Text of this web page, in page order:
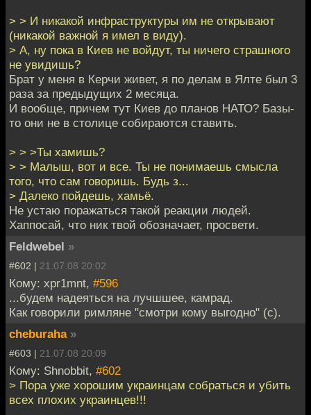
> > И никакой инфраструктуры им не открывают
(никакой важной я имел в виду).
> А, ну пока в Киев не войдут, ты ничего страшного
не увидишь?
Брат у меня в Керчи живет, я по делам в Ялте был 3
раза за предыдущих 2 месяца.
И вообще, причем тут Киев до планов НАТО? Базы-
то они не в столице собираются ставить.
> > >Ты хамишь?
> > Малыш, вот и все. Ты не понимаешь смысла
того, что сам говоришь. Будь з...
> Далеко пойдешь, хамьё.
Не устаю поражаться такой реакции людей.
Хаппосай, что ник твой обозначает, просвети.
Feldwebel »
#602 | 21.07.08 20:02
Кому: xpr1mnt, #596
...будем надеяться на лучшшее, камрад.
Как говорили римляне "смотри кому выгодно" (с).
cheburaha »
#603 | 21.07.08 20:09
Кому: Shnobbit, #602
> Пора уже хорошим украинцам собраться и убить
всех плохих украинцев!!!